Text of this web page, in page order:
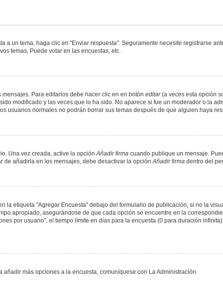
a un tema, haga clic en "Enviar respuesta". Seguramente necesite registrarse
temas, Puede votar en las encuestas, etc.
Para editarlos debe hacer clic en en botón editar(a veces esta opción
modificado y las veces que lo ha sido. No aparece si fue un moderador o la
usuarios normales no podrán borrar sus temas después de que alguien haya
Una vez creada, active la opciónAñadir firma cuando publique un mensaje.
de añadirla en los mensajes, debe desactivar la opciónAñadir firma dentro del
la etiqueta "Agregar Encuesta" debajo del formulario de publicación; si no la
apropiado, asegurándose de que cada opción se encuentre en la
por usuario", el tiempo límite en días para la encuesta (0 para duración
más opciones a la encuesta, comuníquese con La Administración.